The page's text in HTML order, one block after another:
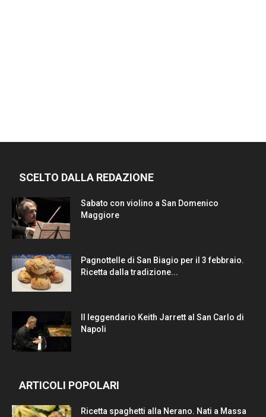
SCELTO DALLA REDAZIONE
Sabato con violino a San Domenico
Maggiore
Pagnottelle di San Biagio per il 3 febbraio.
Ricetta dalla tradizione...
Il leggendario Keith Jarrett al San Carlo di
Napoli
ARTICOLI POPOLARI
Ricetta spaghetti alla Nerano. Nati a Massa